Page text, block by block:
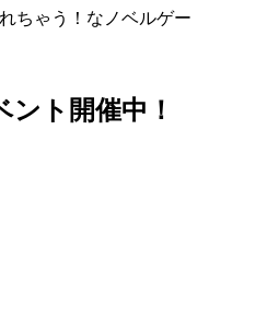
ちゃう！なノベルゲー
ト開催中！